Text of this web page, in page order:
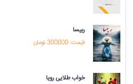
ربیسا
قیمت: 300000 تومان
خواب طلایی رویا